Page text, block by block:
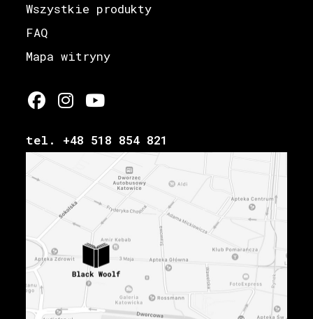
Wszystkie produkty
FAQ
Mapa witryny
tel. +48 518 854 821